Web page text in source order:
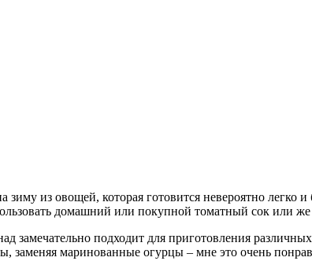
зиму из овощей, которая готовится невероятно
домашний или покупной томатный сок или
замечательно подходит для приготовления
заменяя маринованные огурцы – мне это очень